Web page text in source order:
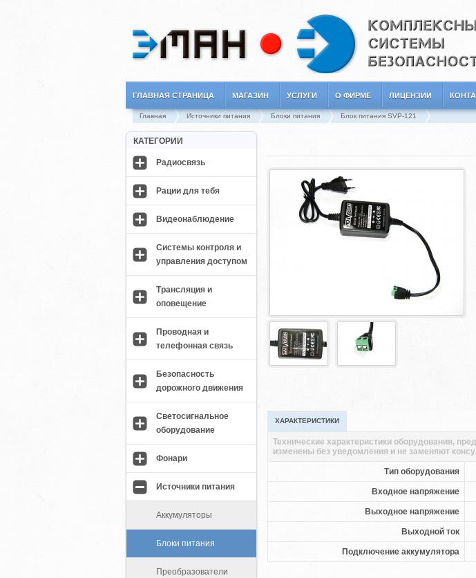
ГЛАВНАЯ СТРАНИЦА МАГАЗИН УСЛУГИ О ФИРМЕ ЛИЦЕНЗИИ
Главная Источники питания Блоки питания Блок питания SVP-121
КАТЕГОРИИ
Радиосвязь
Рации для тебя
Видеонаблюдение
Системы контроля и
управления доступом
Трансляция и
оповещение
Проводная и
телефонная связь
Безопасность
дорожного движения
Светосигнальное
оборудование
Фонари
Источники питания
Аккумуляторы
Блоки питания
Преобразователи
ХАРАКТЕРИСТИКИ
Тип оборудования
Входное напряжение
Выходное напряжение
Выходной ток
Подключение аккумулятора
Технические характеристики оборудования,
изменены без уведомления и не заменяют